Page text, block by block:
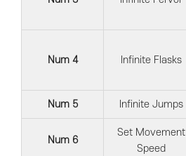
Num 4 Infinite Flasks
Num 5 Infinite Jumps
Num 6
Set Movement
Speed